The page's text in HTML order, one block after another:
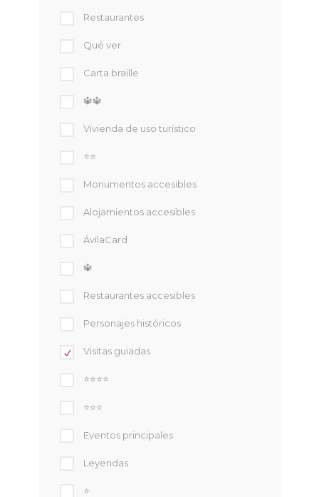
Restaurantes
Qué ver
Carta braille
🔱🔱
Vivienda de uso turístico
⭐⭐
Monumentos accesibles
Alojamientos accesibles
ÁvilaCard
🔱
Restaurantes accesibles
Personajes históricos
Visitas guiadas
⭐⭐⭐⭐
⭐⭐⭐
Eventos principales
Leyendas
⭐